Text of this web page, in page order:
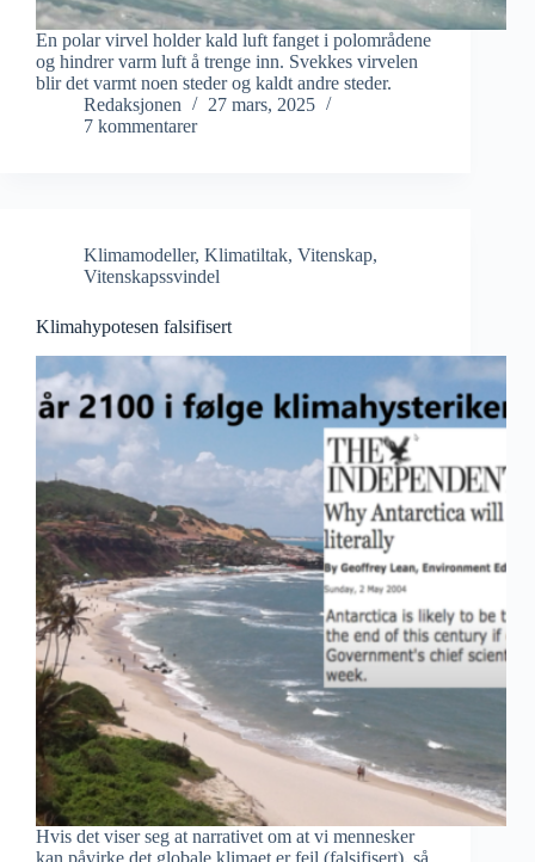
En polar virvel holder kald luft fanget i polområdene
og hindrer varm luft å trenge inn. Svekkes virvelen
blir det varmt noen steder og kaldt andre steder.
Redaksjonen
27 mars, 2025
7 kommentarer
Klimamodeller, Klimatiltak, Vitenskap,
Vitenskapssvindel
Klimahypotesen falsifisert
Hvis det viser seg at narrativet om at vi mennesker